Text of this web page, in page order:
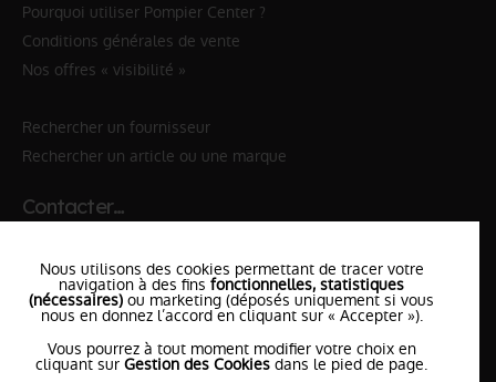
Pourquoi utiliser Pompier Center ?
Conditions générales de vente
Nos offres « visibilité »
Rechercher un fournisseur
Rechercher un article ou une marque
Contacter…
✆ 18№National Sapeurs-Pompiers
le SDISle plus proche
l'équipePompierCenter
Nous utilisons des cookies permettant de tracer votre
navigation à des fins fonctionnelles, statistiques
(nécessaires) ou marketing (déposés uniquement si vous
nous en donnez l’accord en cliquant sur « Accepter »).
Vous pourrez à tout moment modifier votre choix en
cliquant sur Gestion des Cookies dans le pied de page.